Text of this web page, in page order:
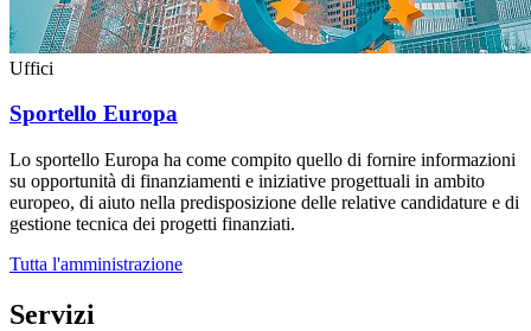
Uffici
Sportello Europa
Lo sportello Europa ha come compito quello di fornire informazioni
su opportunità di finanziamenti e iniziative progettuali in ambito
europeo, di aiuto nella predisposizione delle relative candidature e di
gestione tecnica dei progetti finanziati.
Tutta l'amministrazione
Servizi